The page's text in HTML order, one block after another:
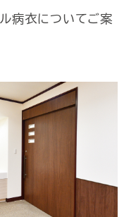
病衣についてご案